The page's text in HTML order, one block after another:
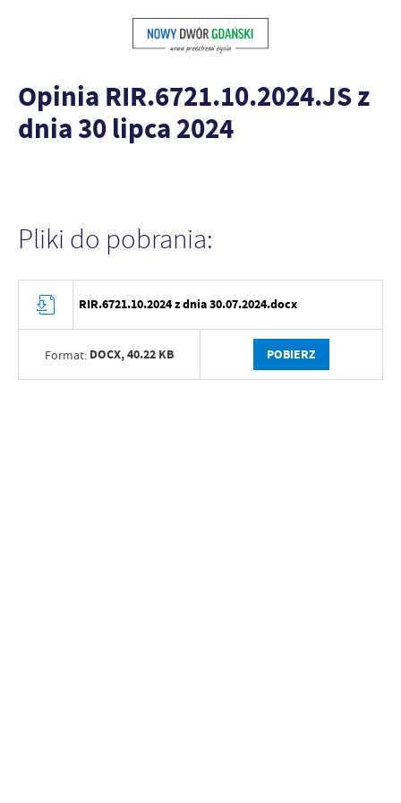
Opinia RIR.6721.10.2024.JS z
dnia 30 lipca 2024
Pliki do pobrania:
RIR.6721.10.2024 z dnia 30.07.2024.docx
Format: DOCX,40.22 KB POBIERZ